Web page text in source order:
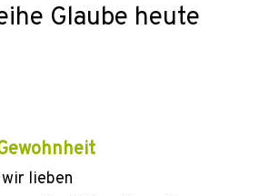
Glaube heute
lieben